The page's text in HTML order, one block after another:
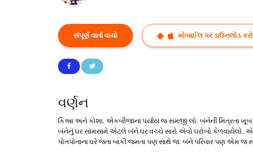
સંપૂર્ણ વાર્તા વાંચો મોબાઈલ પર ડાઉનલોડ કરો
વર્ણન
કિઆ અને કોશા. એકબીજાના પર્યાય જ સમજી લો. બંનેની મિત્રતા
બંનેનું ઘર સામસામે એટલે બંને ઘર વચ્ચે સારો એવો ઘરોબો
પોતપોતાના ઘરે જતા બાકી જમતા પણ સાથે જ. બંને પરિવાર પણ